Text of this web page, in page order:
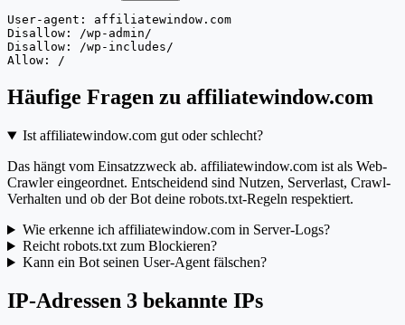
User-agent: affiliatewindow.com
Disallow: /wp-admin/
Disallow: /wp-includes/
Allow: /
Häufige Fragen zu affiliatewindow.com
Ist affiliatewindow.com gut oder schlecht?
Das hängt vom Einsatzzweck ab. affiliatewindow.com ist als Web-
Crawler eingeordnet. Entscheidend sind Nutzen, Serverlast, Crawl-
Verhalten und ob der Bot deine robots.txt-Regeln respektiert.
Wie erkenne ich affiliatewindow.com in Server-Logs?
Reicht robots.txt zum Blockieren?
Kann ein Bot seinen User-Agent fälschen?
IP-Adressen 3 bekannte IPs